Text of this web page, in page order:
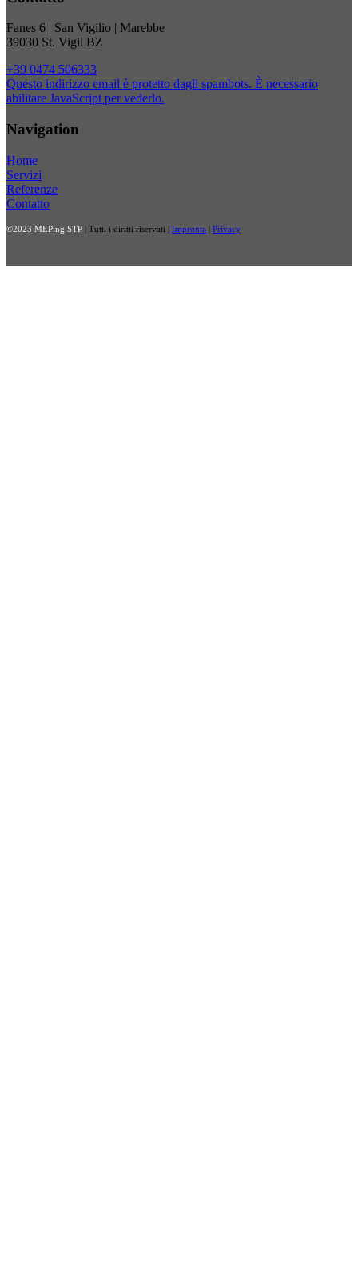
Fanes 6 | San Vigilio | Marebbe
39030 St. Vigil BZ
+39 0474 506333
Questo indirizzo email è protetto dagli spambots. È necessario
abilitare JavaScript per vederlo.
Navigation
Home
Servizi
Referenze
Contatto
©2023 MEPing STP | Tutti i diritti riservati | Impronta | Privacy